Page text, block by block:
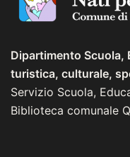
Dipartimento Scuola,
turistica, culturale,
Servizio Scuola,
Biblioteca comunale